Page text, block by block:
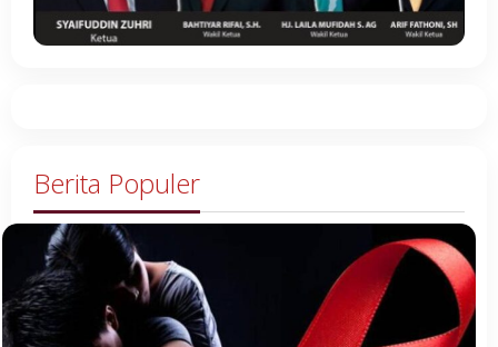
Berita Populer